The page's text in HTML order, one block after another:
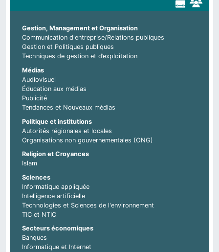
Gestion, Management et Organisation
Communication d'entreprise/Relations publiques
Gestion et Politiques publiques
Techniques de gestion et d’exploitation
Médias
Audiovisuel
Éducation aux médias
Publicité
Tendances et Nouveaux médias
Politique et institutions
Autorités régionales et locales
Organisations non gouvernementales (ONG)
Religion et Croyances
Islam
Sciences
Informatique appliquée
Intelligence artificielle
Technologies et Sciences de l'environnement
TIC et NTIC
Secteurs économiques
Banques
Informatique et Internet